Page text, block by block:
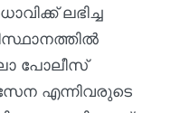
ലഭിച്ച
പോലീസ്
എന്നിവരുടെ